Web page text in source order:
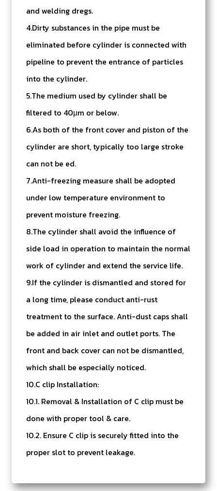
and welding dregs.
4.Dirty substances in the pipe must be
eliminated before cylinder is connected with
pipeline to prevent the entrance of particles
into the cylinder.
5.The medium used by cylinder shall be
filtered to 40μm or below.
6.As both of the front cover and piston of the
cylinder are short, typically too large stroke
can not be ed.
7.Anti-freezing measure shall be adopted
under low temperature environment to
prevent moisture freezing.
8.The cylinder shall avoid the influence of
side load in operation to maintain the normal
work of cylinder and extend the service life.
9.If the cylinder is dismantled and stored for
a long time, please conduct anti-rust
treatment to the surface. Anti-dust caps shall
be added in air inlet and outlet ports. The
front and back cover can not be dismantled,
which shall be especially noticed.
10.C clip Installation:
10.1. Removal & Installation of C clip must be
done with proper tool & care.
10.2. Ensure C clip is securely fitted into the
proper slot to prevent leakage.